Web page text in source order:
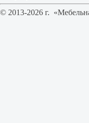
© 2013-2026 г.